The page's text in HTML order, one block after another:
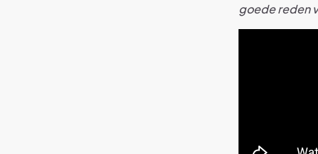
goede reden